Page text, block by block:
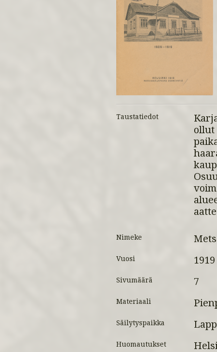
Taustatiedot
Nimeke
Vuosi 1919
Sivumäärä 7
Materiaali
Säilytyspaikka
Huomautukset